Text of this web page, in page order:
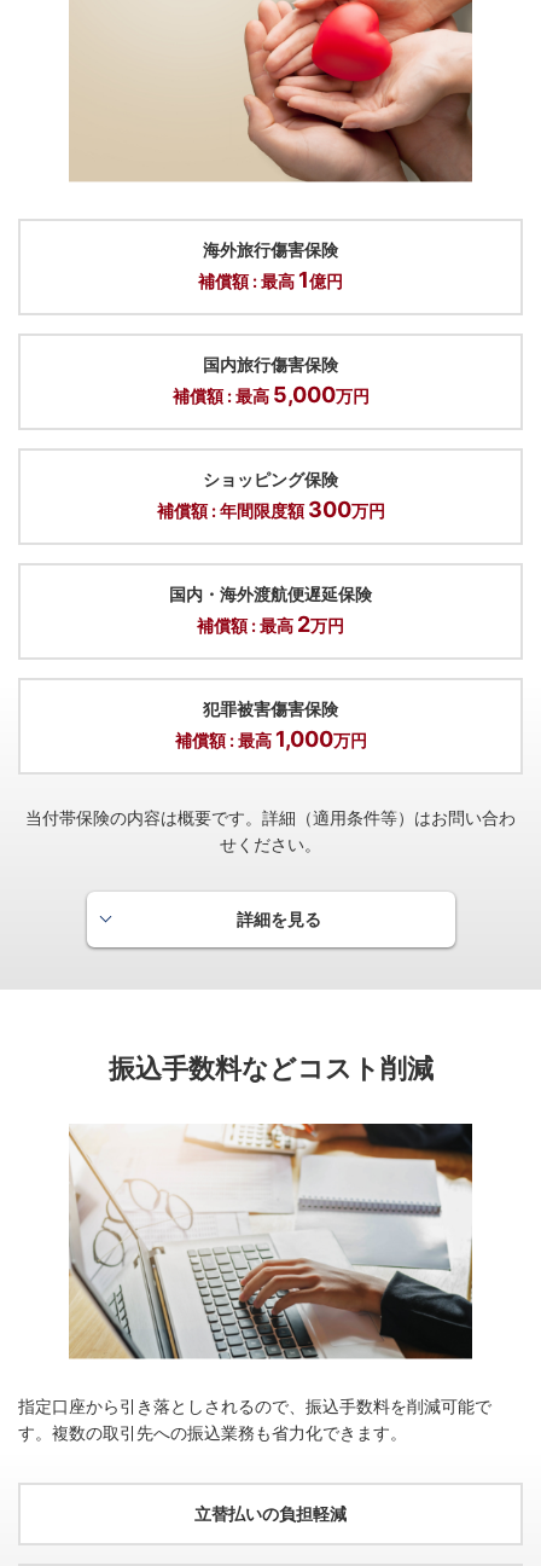
海外旅行の出発ならびにご帰国の際に、カード使用者お一
人につきスーツケース1個を配送するサービスをご用意し
ビジネス・アドバンテージ
オフィス関連・宅配便・レンタカーなど、提携加盟店で割
引料金にてカードをご利用いただけるサービスです。効率
スーペリア・エキスペリエンス
一流ホテル、厳選された上質なダイニングやスパなどで、
プラチナ会員さまのみがご利用いただける特別なご優待を
お愉しみいただけます。
プラチナ・グルメセレクション
国内の厳選されたレストランを集めたグルメ優待サービス
をご用意しております。レストランの所定コースメニュー
を大人2名さま以上でご利用いただいた場合に、1名さま分
アメリカン・エキスプレス・コネクト
お得な特典やキャンペーンを集約したウェブサイトです。
プラチナ・ホテルセレクション
テルセレクション」では、最高クラスのご優待特典をご用
厳選した国内外のホテルにて、お部屋のアップグレード、
海外旅行傷害保険
補償額 : 最高 1億円
国内旅行傷害保険
補償額 : 最高 5,000万円
ショッピング保険
補償額 : 年間限度額300万円
国内・海外渡航便遅延保険
補償額 : 最高 2万円
犯罪被害傷害保険
補償額 : 最高 1,000万円
当付帯保険の内容は概要です。詳細（適用条件等）はお問い合わ
せください。
海外旅行傷害保険
補償額 : 最高1億円
海外旅行中のケガや病気の治療費から、カメラなどの携行品
※[自動付帯分最高5,000万円]＋[カード利用条件最高5,000万円]の合計
国内旅行傷害保険
補償額 : 最高
国内旅行中の事故によるケガの治療費などの損害を幅広く補
償します。
ショッピング保険
補償額 : 年度限度額 300万円
三菱ＵＦＪカード・プラチナ・ビジネス・アメリカン・エキ
どの損害などを補償いたします。
補償額 : 最高2万円
海外出張や旅行中の航空便もしくは航空便に預けた手荷物の
遅延などにより、ご負担された費用（ホテル等客室料や食事
詳細を見る
振込手数料などコスト削減
指定口座から引き落としされるので、振込手数料を削減可能で
す。複数の取引先への振込業務も省力化できます。
立替払いの負担軽減